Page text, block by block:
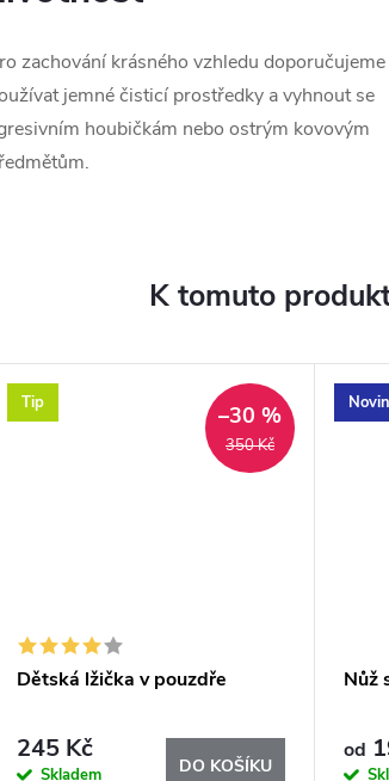
zachování krásného vzhledu doporučujeme
jemné čisticí prostředky a vyhnout se
houbičkám nebo ostrým kovovým
K tomuto
Tip
350 Kč
–30 %
Dětská lžička v pouzdře
245 Kč
Skladem DO KOŠÍKU
Nůž
od